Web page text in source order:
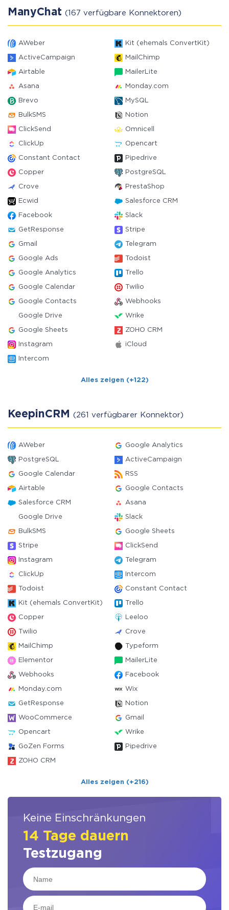
ManyChat (167 verfügbare Konnektoren)
AWeber Kit (ehemals ConvertKit)
ActiveCampaign MailChimp
Airtable MailerLite
Asana Monday.com
Brevo MySQL
BulkSMS Notion
ClickSend Omnicell
ClickUp Opencart
Constant Contact Pipedrive
Copper PostgreSQL
Crove PrestaShop
Ecwid Salesforce CRM
Facebook Slack
GetResponse Stripe
Gmail Telegram
Google Ads Todoist
Google Analytics Trello
Google Calendar Twilio
Google Contacts Webhooks
Google Drive Wrike
Google Sheets ZOHO CRM
Instagram iCloud
Intercom
Alles zeigen (+122)
KeepinCRM (261 verfügbarer Konnektor)
AWeber Google Analytics
PostgreSQL ActiveCampaign
Google Calendar RSS
Airtable Google Contacts
Salesforce CRM Asana
Google Drive Slack
BulkSMS Google Sheets
Stripe ClickSend
Instagram Telegram
ClickUp Intercom
Todoist Constant Contact
Kit (ehemals ConvertKit) Trello
Copper Leeloo
Twilio Crove
MailChimp Typeform
Elementor MailerLite
Webhooks Facebook
Monday.com Wix
GetResponse Notion
WooCommerce Gmail
Opencart Wrike
GoZen Forms Pipedrive
ZOHO CRM
Alles zeigen (+216)
Keine Einschränkungen
14 Tage dauern
Testzugang